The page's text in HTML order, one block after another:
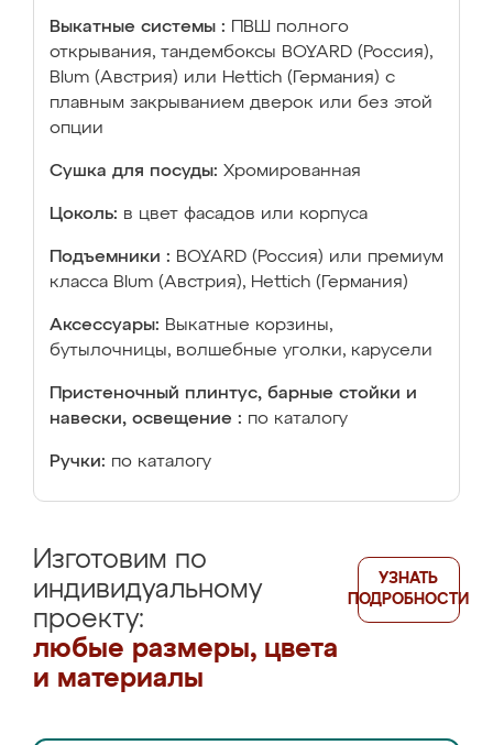
Выкатные системы :
ПВШ полного
открывания, тандембоксы BOYARD (Россия),
Blum (Австрия) или Hettich (Германия) с
плавным закрыванием дверок или без этой
опции
Сушка для посуды: Хромированная
Цоколь: в цвет фасадов или корпуса
Подъемники : BOYARD (Россия) или премиум
класса Blum (Австрия), Hettich (Германия)
Аксессуары: Выкатные корзины,
бутылочницы, волшебные уголки, карусели
Пристеночный плинтус, барные стойки и
навески, освещение : по каталогу
Ручки: по каталогу
Изготовим по
индивидуальному
проекту:
любые размеры, цвета
и материалы
УЗНАТЬ
ПОДРОБНОСТИ